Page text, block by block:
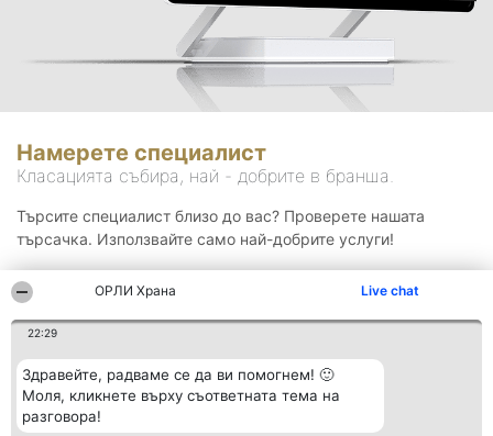
ОРЛИ Храна Live chat
22:29
Здравейте, радваме се да ви помогнем! 🙂
Моля, кликнете върху съответната тема на
разговора!
Намерете специалист
Класацията събира, най - добрите в бранша.
Търсите специалист близо до вас? Проверете нашата
търсачка. Използвайте само най-добрите услуги!